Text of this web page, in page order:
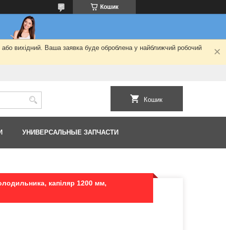
Кошик
вихідний. Ваша заявка буде оброблена у найближчий робочий
Кошик
УНИВЕРСАЛЬНЫЕ ЗАПЧАСТИ
капіляр 1200 мм,